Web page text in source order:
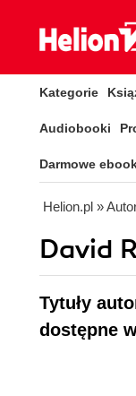
Kategorie
Audiobooki
Darmowe
Helion.pl »
David
Tytuły
dostępne